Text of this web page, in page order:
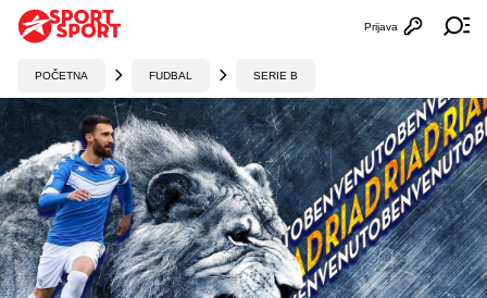
Otvori
Prijava
POČETNA FUDBAL SERIE B